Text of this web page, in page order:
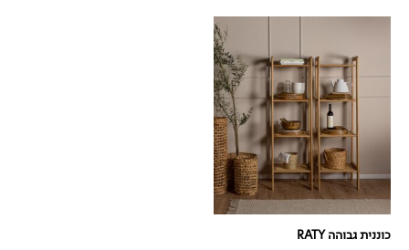
כוננית גבוהה RATY